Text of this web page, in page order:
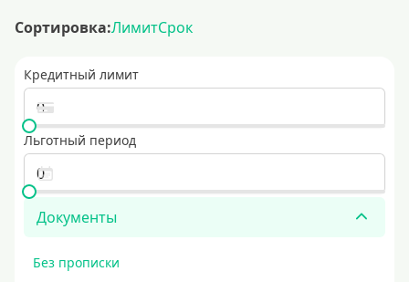
Сортировка:ЛимитСрок
Кредитный лимит
Льготный период
Документы
Без прописки